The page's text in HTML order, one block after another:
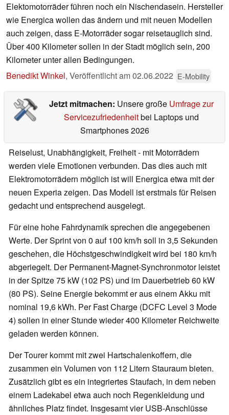
Elektomotorräder führen noch ein Nischendasein. Hersteller
wie Energica wollen das ändern und mit neuen Modellen
auch zeigen, dass E-Motorräder sogar reisetauglich sind.
Über 400 Kilometer sollen in der Stadt möglich sein, 200
Kilometer unter allen Bedingungen.
Benedikt Winkel, Veröffentlicht am02.06.2022 E-Mobility
Jetzt mitmachen: Unsere große Umfrage zur
Servicezufriedenheitbei Laptops und
Smartphones 2026
Reiselust, Unabhängigkeit, Freiheit - mit Motorrädern
werden viele Emotionen verbunden. Das dies auch mit
Elektromotorrädern möglich ist will Energica etwa mit der
neuen Experia zeigen. Das Modell ist erstmals für Reisen
gedacht und entsprechend ausgelegt.
Für eine hohe Fahrdynamik sprechen die angegebenen
Werte. Der Sprint von 0 auf 100 km/h soll in 3,5 Sekunden
geschehen, die Höchstgeschwindigkeit wird bei 180 km/h
abgeriegelt. Der Permanent-Magnet-Synchronmotor leistet
in der Spitze 75 kW (102 PS) und im Dauerbetrieb 60 kW
(80 PS). Seine Energie bekommt er aus einem Akku mit
nominal 19,6 kWh. Per Fast Charge (DCFC Level 3 Mode
4) sollen in einer Stunde wieder 400 Kilometer Reichweite
geladen werden können.
Der Tourer kommt mit zwei Hartschalenkoffern, die
zusammen ein Volumen von 112 Litern Stauraum bieten.
Zusätzlich gibt es ein integriertes Staufach, in dem neben
einem Ladekabel etwa auch noch Regenkleidung und
ähnliches Platz findet. Insgesamt vier USB-Anschlüsse